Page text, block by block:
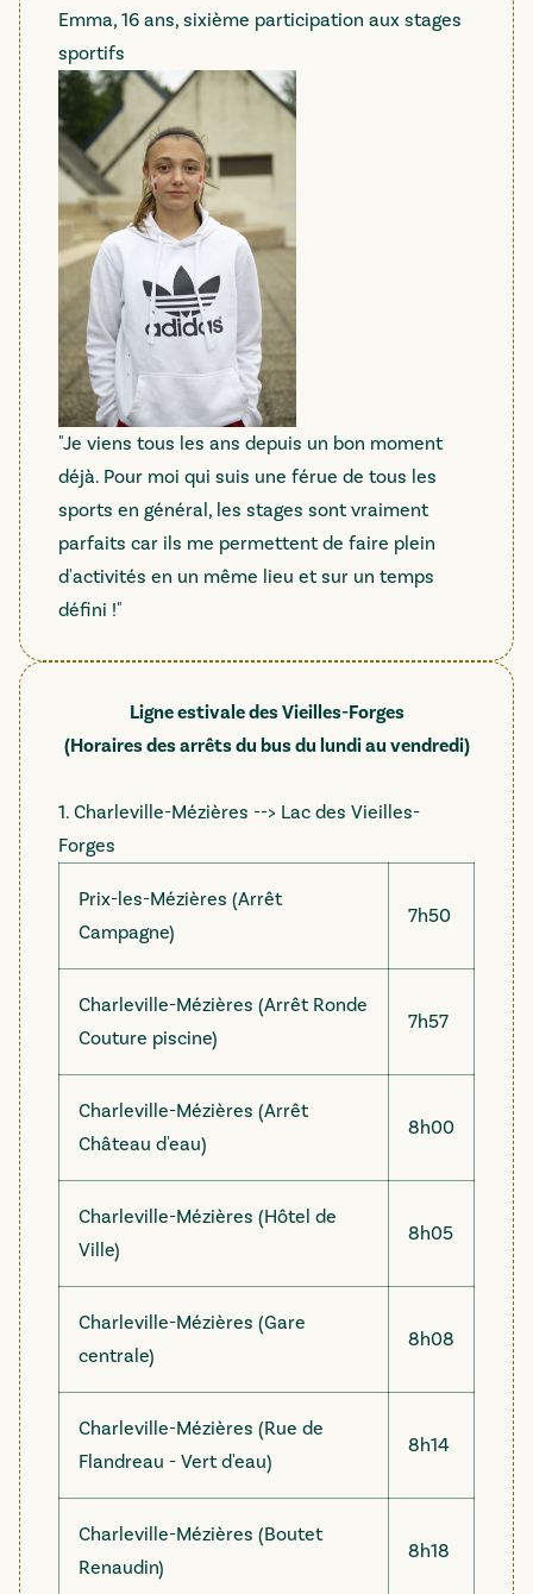
Emma, 16 ans, sixième participation aux stages
sportifs
"Je viens tous les ans depuis un bon moment
déjà. Pour moi qui suis une férue de tous les
sports en général, les stages sont vraiment
parfaits car ils me permettent de faire plein
d'activités en un même lieu et sur un temps
défini !"
Ligne estivale des Vieilles-Forges
(Horaires des arrêts du bus du lundi au vendredi)
1. Charleville-Mézières --> Lac des Vieilles-
Forges
Prix-les-Mézières (Arrêt
Campagne)
7h50
Charleville-Mézières (Arrêt Ronde
Couture piscine)
7h57
Charleville-Mézières (Arrêt
Château d'eau)
8h00
Charleville-Mézières (Hôtel de
Ville)
8h05
Charleville-Mézières (Gare
centrale)
8h08
Charleville-Mézières (Rue de
Flandreau - Vert d'eau)
8h14
Charleville-Mézières (Boutet
Renaudin)
8h18